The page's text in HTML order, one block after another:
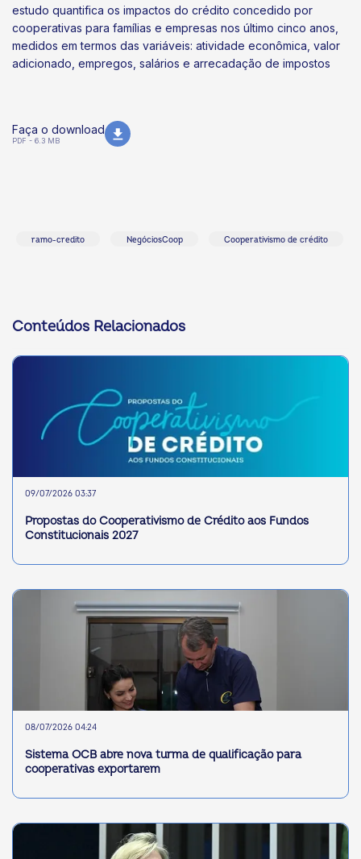
estudo quantifica os impactos do crédito concedido por
cooperativas para famílias e empresas nos último cinco anos,
medidos em termos das variáveis: atividade econômica, valor
adicionado, empregos, salários e arrecadação de impostos
Faça o download
PDF - 6.3 MB
ramo-credito NegóciosCoop Cooperativismo de crédito
Conteúdos Relacionados
09/07/2026 03:37
Propostas do Cooperativismo de Crédito aos Fundos
Constitucionais 2027
08/07/2026 04:24
Sistema OCB abre nova turma de qualificação para
cooperativas exportarem